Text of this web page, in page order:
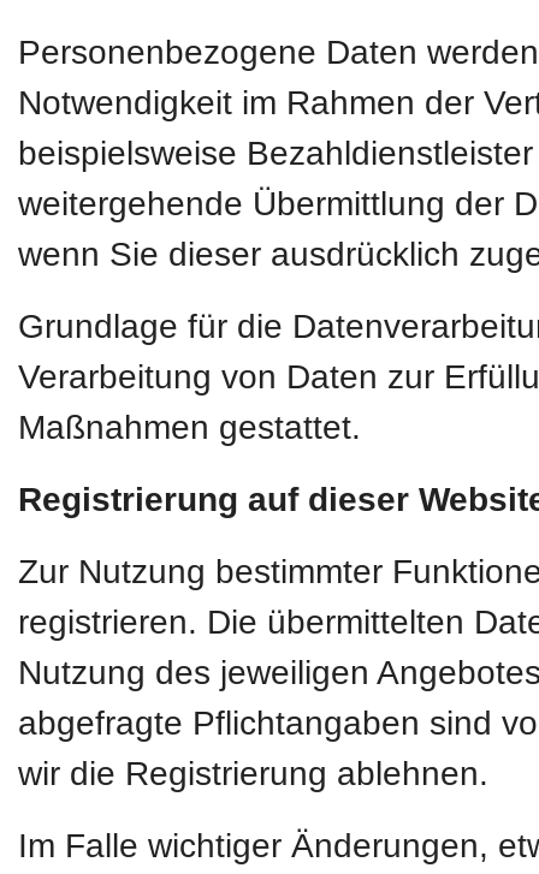
Personenbezogene Daten
Notwendigkeit im Rahmen der
beispielsweise
weitergehende Übermittlung der
wenn Sie dieser ausdrücklich
Grundlage für die
Verarbeitung von Daten zur
Maßnahmen gestattet.
Registrierung auf dieser
Zur Nutzung bestimmter
registrieren. Die übermittelten
Nutzung des jeweiligen
abgefragte Pflichtangaben sind
wir die Registrierung ablehnen.
Im Falle wichtiger Änderungen,